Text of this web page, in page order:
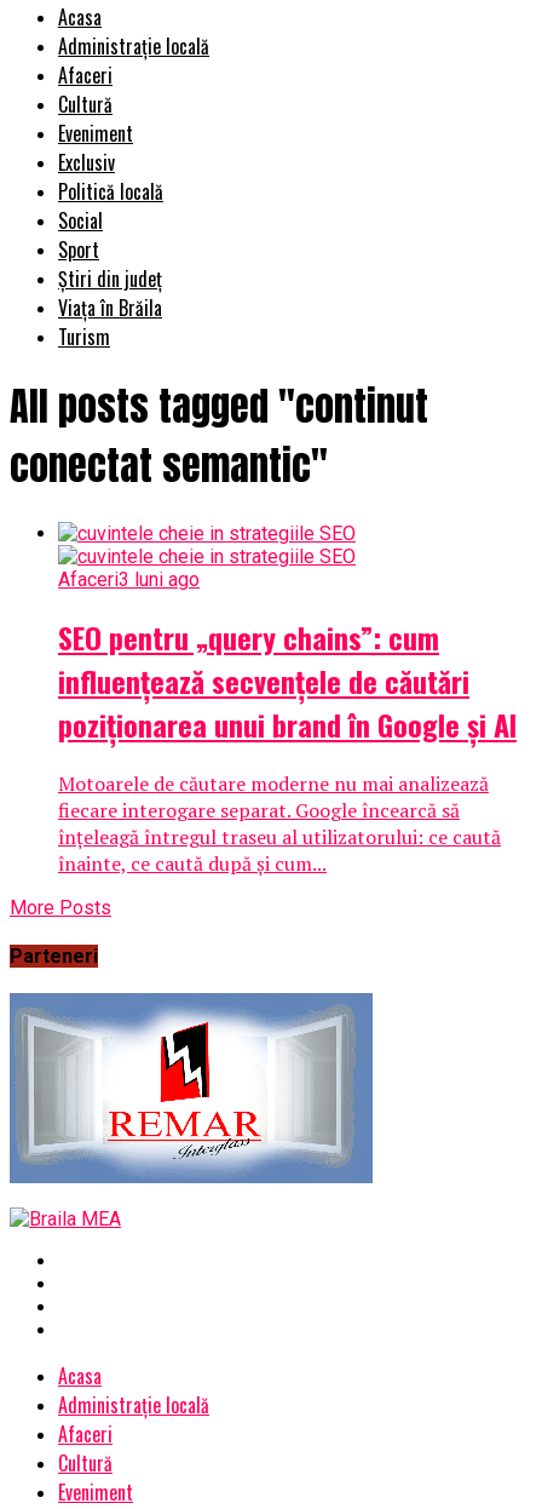
Acasa
Administrație locală
Afaceri
Cultură
Eveniment
Exclusiv
Politică locală
Social
Sport
Știri din județ
Viața în Brăila
Turism
All posts tagged "continut
conectat semantic"
Afaceri3 luni ago
SEO pentru „query chains”: cum
influențează secvențele de căutări
poziționarea unui brand în Google și AI
Motoarele de căutare moderne nu mai analizează
fiecare interogare separat. Google încearcă să
înțeleagă întregul traseu al utilizatorului: ce caută
înainte, ce caută după și cum...
More Posts
Parteneri
Acasa
Administrație locală
Afaceri
Cultură
Eveniment